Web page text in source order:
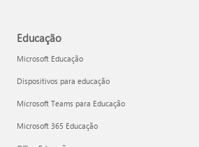
Educação
Microsoft Educação
Dispositivos para educação
Microsoft Teams para Educação
Microsoft 365 Educação